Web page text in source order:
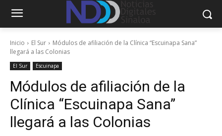
Inicio El Sur
Módulos de afiliación de la Clínica “Escuinapa Sana”
llegará a las Colonias
El Sur Escuinapa
Módulos de afiliación de la
Clínica “Escuinapa Sana”
llegará a las Colonias